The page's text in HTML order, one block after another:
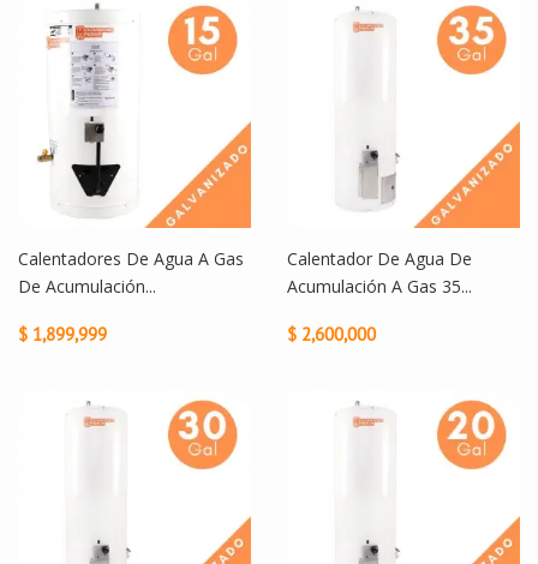
Calentadores De Agua A Gas
De Acumulación...
$ 1,899,999
Calentador De Agua De
Acumulación A Gas 35...
$ 2,600,000